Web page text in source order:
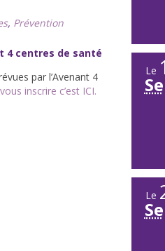
, Prévention
4 centres de santé
par l’Avenant 4
inscrire c’est ICI.
Le
Le